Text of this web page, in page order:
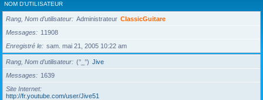
NOM D’UTILISATEUR
Rang, Nom d’utilisateur Administrateur ClassicGuitare
Messages
11908
Enregistré le
sam. mai 21, 2005 10:22 am
Rang, Nom d’utilisateur (°_°) Jive
Messages
1639
Site Internet
http://fr.youtube.com/user/Jive51